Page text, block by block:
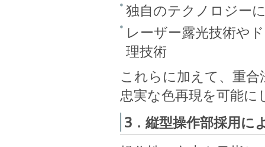
独自のテクノロジー
レーザー露光技術や
理技術
これらに加えて、重
忠実な色再現を可能に
3．縦型操作部採用に